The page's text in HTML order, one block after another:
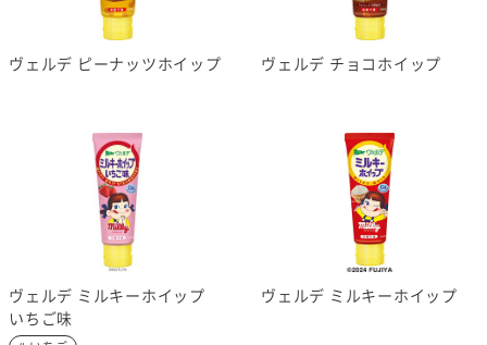
ヴェルデ ピーナッツホイップ ヴェルデ チョコホイップ
ヴェルデ ミルキーホイップ
いちご味
ヴェルデ ミルキーホイップ